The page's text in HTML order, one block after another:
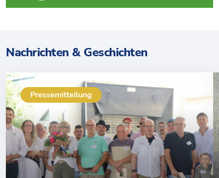
Nachrichten & Geschichten
Pressemitteilung